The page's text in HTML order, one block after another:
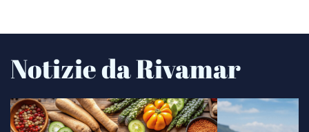
Notizie da Rivamar